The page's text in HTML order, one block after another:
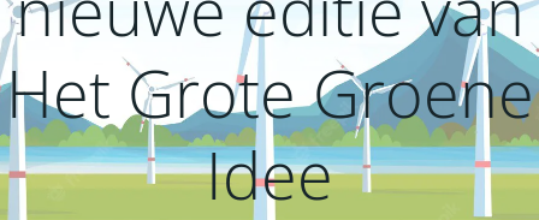
Het Grote Groene
Idee